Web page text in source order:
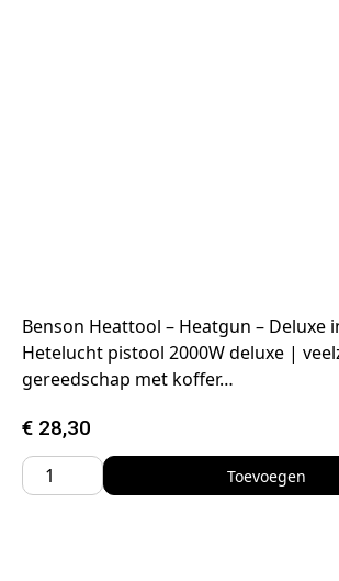
Benson Heattool – Heatgun – Deluxe
Hetelucht pistool 2000W deluxe |
gereedschap met koffer…
€ 28,30
Toevoegen